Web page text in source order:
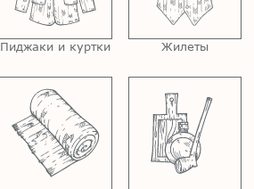
Пиджаки и куртки Жилеты